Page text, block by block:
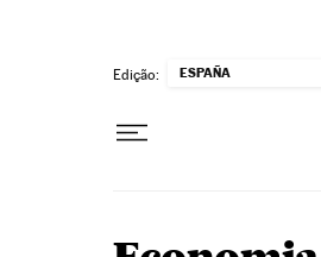
Edição: ESPAÑA